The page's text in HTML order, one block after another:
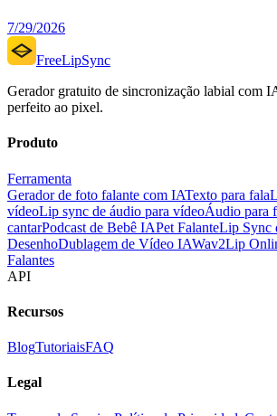
7/29/2026
FreeLipSync
Gerador gratuito de sincronização labial com
perfeito ao pixel.
Produto
Ferramenta
Gerador de foto falante com IATexto para fala
vídeoLip sync de áudio para vídeoÁudio para
cantarPodcast de Bebê IAPet FalanteLip Sync
DesenhoDublagem de Vídeo IAWav2Lip
Falantes
API
Recursos
BlogTutoriaisFAQ
Legal